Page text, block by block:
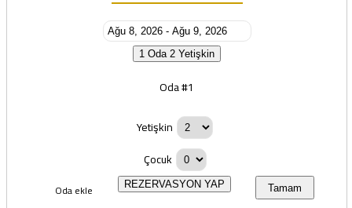
1 Oda 2 Yetişkin
Oda #1
Yetişkin
Çocuk
Oda ekle Tamam
REZERVASYON YAP